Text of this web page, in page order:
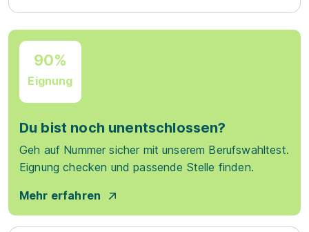
90%
Eignung
Du bist noch unentschlossen?
Geh auf Nummer sicher mit unserem Berufswahltest.
Eignung checken und passende Stelle finden.
Mehr erfahren